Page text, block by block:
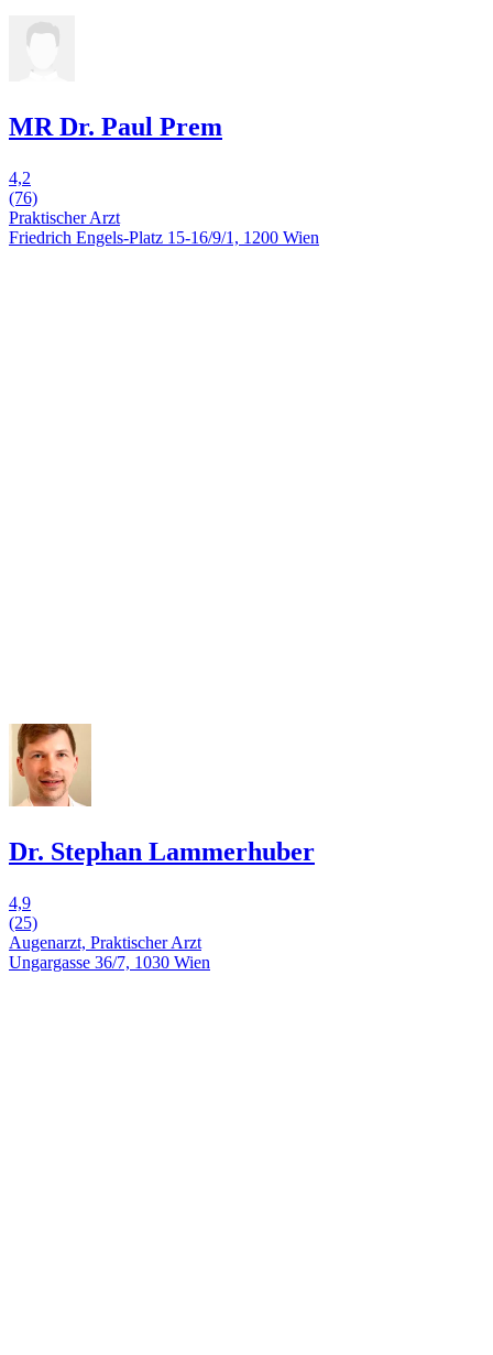
MR Dr. Paul Prem
4,2
(76)
Praktischer Arzt
Friedrich Engels-Platz 15-16/9/1, 1200 Wien
Dr. Stephan Lammerhuber
4,9
(25)
Augenarzt, Praktischer Arzt
Ungargasse 36/7, 1030 Wien